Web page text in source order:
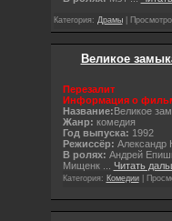
Категория: Драмы|
Великое
Перезалит
Информация о
Название:Великое
Жанр: комедия
Год выпуска: 1992
Режиссёр: Александр
В ролях: Андрей
Мищенк
Читать
Категория: Комедии|